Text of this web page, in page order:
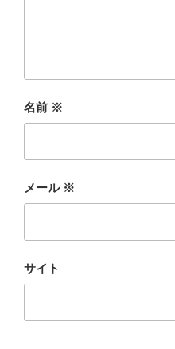
名前 ※
メール ※
サイト